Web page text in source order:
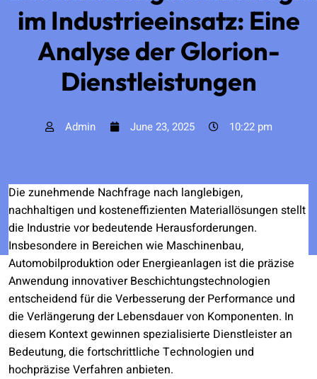
im Industrieeinsatz: Eine
Analyse der Glorion-
Dienstleistungen
Admin June 23, 2025 10:22 pm
Die zunehmende Nachfrage nach langlebigen,
nachhaltigen und kosteneffizienten Materiallösungen stellt
die Industrie vor bedeutende Herausforderungen.
Insbesondere in Bereichen wie Maschinenbau,
Automobilproduktion oder Energieanlagen ist die präzise
Anwendung innovativer Beschichtungstechnologien
entscheidend für die Verbesserung der Performance und
die Verlängerung der Lebensdauer von Komponenten. In
diesem Kontext gewinnen spezialisierte Dienstleister an
Bedeutung, die fortschrittliche Technologien und
hochpräzise Verfahren anbieten.